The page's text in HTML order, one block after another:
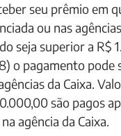
seu prêmio em
ou nas
seja superior a R$
o pagamento pode
da Caixa.
são pagos
agência da Caixa.